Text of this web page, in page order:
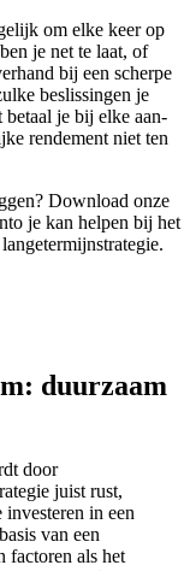
om elke keer op
je net te laat, of
bij een scherpe
beslissingen je
je bij elke aan-
rendement niet ten
Download onze
je kan helpen bij het
duurzaam
door
juist rust,
in een
van een
factoren als het